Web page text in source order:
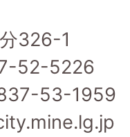
326-1
52-5226
53-1959